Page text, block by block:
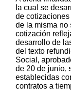
la cual se
de
de la misma no
cotización
desarrollo de
del texto
Social,
de 20 de junio,
establecidas
contratos a